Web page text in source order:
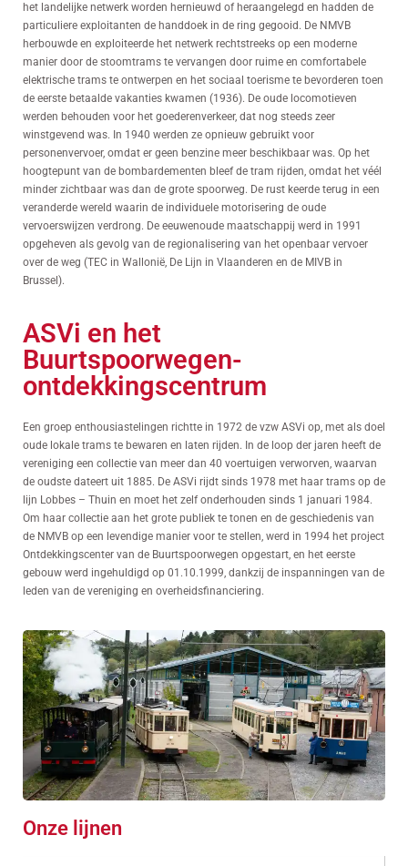
het landelijke netwerk worden hernieuwd of heraangelegd en hadden de
particuliere exploitanten de handdoek in de ring gegooid. De NMVB
herbouwde en exploiteerde het netwerk rechtstreeks op een moderne
manier door de stoomtrams te vervangen door ruime en comfortabele
elektrische trams te ontwerpen en het sociaal toerisme te bevorderen toen
de eerste betaalde vakanties kwamen (1936). De oude locomotieven
werden behouden voor het goederenverkeer, dat nog steeds zeer
winstgevend was. In 1940 werden ze opnieuw gebruikt voor
personenvervoer, omdat er geen benzine meer beschikbaar was. Op het
hoogtepunt van de bombardementen bleef de tram rijden, omdat het véél
minder zichtbaar was dan de grote spoorweg. De rust keerde terug in een
veranderde wereld waarin de individuele motorisering de oude
vervoerswijzen verdrong. De eeuwenoude maatschappij werd in 1991
opgeheven als gevolg van de regionalisering van het openbaar vervoer
over de weg (TEC in Wallonië, De Lijn in Vlaanderen en de MIVB in
Brussel).
ASVi en het
Buurtspoorwegen-
ontdekkingscentrum
Een groep enthousiastelingen richtte in 1972 de vzw ASVi op, met als doel
oude lokale trams te bewaren en laten rijden. In de loop der jaren heeft de
vereniging een collectie van meer dan 40 voertuigen verworven, waarvan
de oudste dateert uit 1885. De ASVi rijdt sinds 1978 met haar trams op de
lijn Lobbes – Thuin en moet het zelf onderhouden sinds 1 januari 1984.
Om haar collectie aan het grote publiek te tonen en de geschiedenis van
de NMVB op een levendige manier voor te stellen, werd in 1994 het project
Ontdekkingscenter van de Buurtspoorwegen opgestart, en het eerste
gebouw werd ingehuldigd op 01.10.1999, dankzij de inspanningen van de
leden van de vereniging en overheidsfinanciering.
Onze lijnen